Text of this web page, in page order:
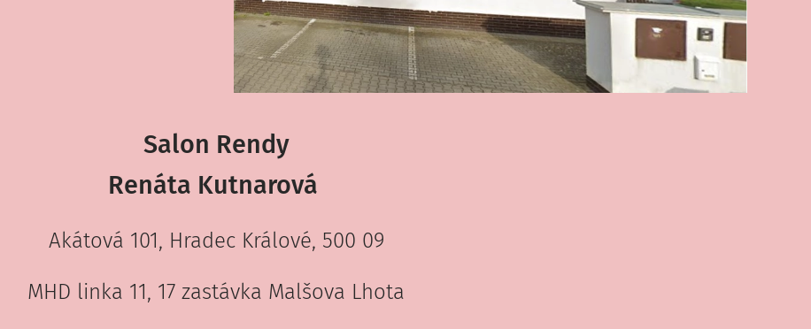
Salon Rendy
Renáta Kutnarová
Akátová 101, Hradec Králové, 500 09
MHD linka 11, 17 zastávka Malšova Lhota